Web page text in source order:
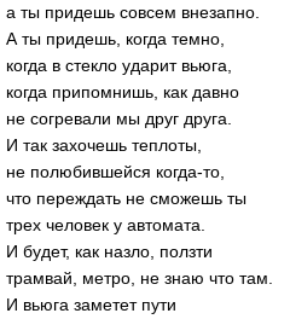
а ты придешь совсем внезапно.
А ты придешь, когда темно,
когда в стекло ударит вьюга,
когда припомнишь, как давно
не согревали мы друг друга.
И так захочешь теплоты,
не полюбившейся когда-то,
что переждать не сможешь ты
трех человек у автомата.
И будет, как назло, ползти
трамвай, метро, не знаю что там.
И вьюга заметет пути